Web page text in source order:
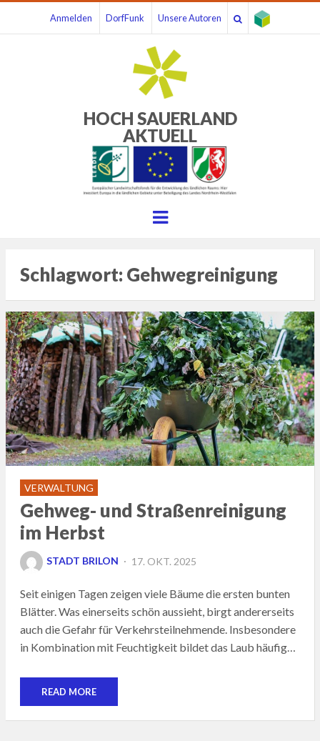
Anmelden DorfFunk Unsere Autoren
HOCH SAUERLAND
AKTUELL
Menu
Schlagwort: Gehwegreinigung
VERWALTUNG
Gehweg- und Straßenreinigung
im Herbst
STADT BRILON
POSTED
17. OKT. 2025
Seit einigen Tagen zeigen viele Bäume die ersten bunten
Blätter. Was einerseits schön aussieht, birgt andererseits
auch die Gefahr für Verkehrsteilnehmende. Insbesondere
in Kombination mit Feuchtigkeit bildet das Laub häufig…
READ MORE